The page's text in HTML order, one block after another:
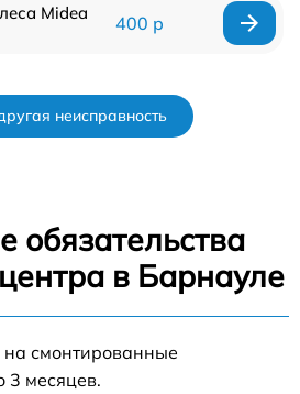
Midea
400 р
неисправность
обязательства
в Барнауле
на смонтированные
месяцев.